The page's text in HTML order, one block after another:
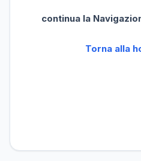
continua la
Torna alla